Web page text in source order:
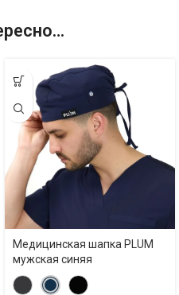
Медицинская шапка PLUM
мужская синяя